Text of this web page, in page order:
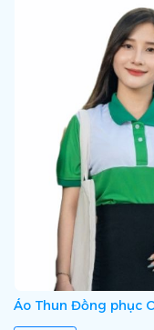
Áo Thun Đồng phục